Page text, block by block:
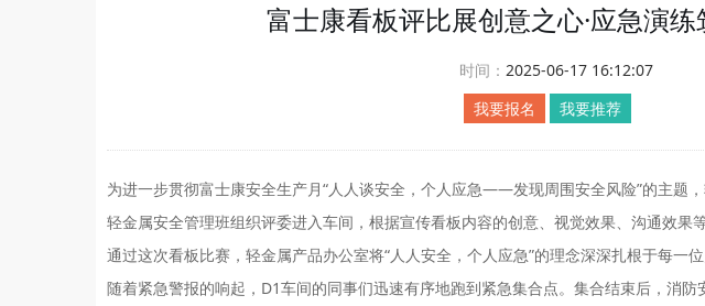
富士康看板评比展创意之心·应急演
时间： 2025-06-17 16:12:07
我要报名
我要推荐
为进一步贯彻富士康安全生产月“人人谈安全，个人应急——发现周围安全风险”的主题
轻金属安全管理班组织评委进入车间，根据宣传看板内容的创意、视觉效果、沟通效
通过这次看板比赛，轻金属产品办公室将“人人安全，个人应急”的理念深深扎根于每
随着紧急警报的响起，D1车间的同事们迅速有序地跑到紧急集合点。集合结束后，消